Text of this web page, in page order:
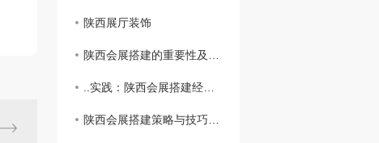
陕西展厅装饰
陕西会展搭建的重要性及影响分析
..实践：陕西会展搭建经验总结
陕西会展搭建策略与技巧分享